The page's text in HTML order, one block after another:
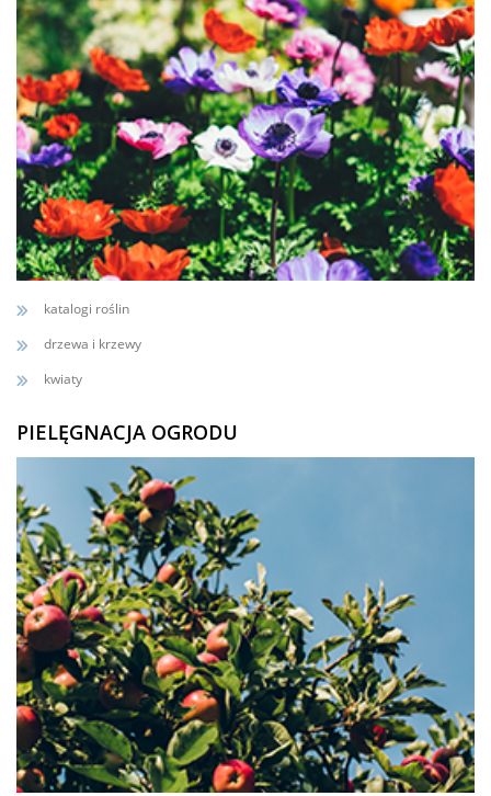
katalogi roślin
drzewa i krzewy
kwiaty
PIELĘGNACJA OGRODU